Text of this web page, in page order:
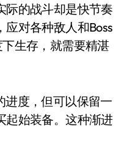
际的战斗却是快节奏
对各种敌人和Boss
生存，就需要精湛
进度，但可以保留一
起始装备。这种渐进